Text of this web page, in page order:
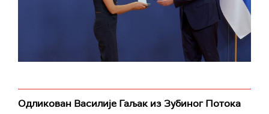
Одликован Василије Гаљак из Зубиног Потока